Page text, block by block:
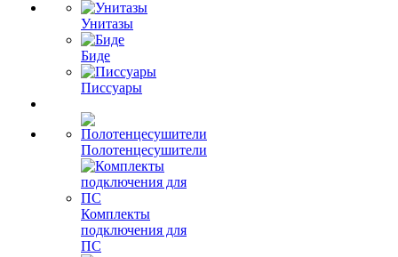
Унитазы
Биде
Писсуары
Полотенцесушители
Комплекты
подключения для
ПС